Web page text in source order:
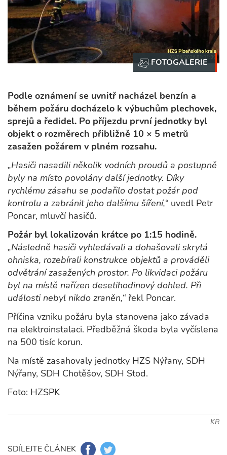
Podle oznámení se uvnitř nacházel benzín a
během požáru docházelo k výbuchům plechovek,
sprejů a ředidel. Po příjezdu první jednotky byl
objekt o rozměrech přibližně 10 × 5 metrů
zasažen požárem v plném rozsahu.
„Hasiči nasadili několik vodních proudů a postupně
byly na místo povolány další jednotky. Díky
rychlému zásahu se podařilo dostat požár pod
kontrolu a zabránit jeho dalšímu šíření,“ uvedl Petr
Poncar, mluvčí hasičů.
Požár byl lokalizován krátce po 1:15 hodině.
„Následně hasiči vyhledávali a dohašovali skrytá
ohniska, rozebírali konstrukce objektů a prováděli
odvětrání zasažených prostor. Po likvidaci požáru
byl na místě nařízen desetihodinový dohled. Při
události nebyl nikdo zraněn,“ řekl Poncar.
Příčina vzniku požáru byla stanovena jako závada
na elektroinstalaci. Předběžná škoda byla vyčíslena
na 500 tisíc korun.
Na místě zasahovaly jednotky HZS Nýřany, SDH
Nýřany, SDH Chotěšov, SDH Stod.
Foto: HZSPK
KR
SDÍLEJTE ČLÁNEK